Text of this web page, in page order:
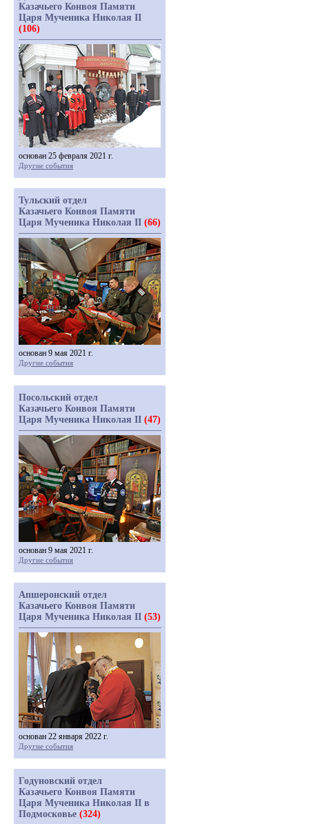
Казачьего Конвоя Памяти
Царя Мученика Николая II
(106)
основан 25 февраля 2021 г.
Другие события
Тульский отдел
Казачьего Конвоя Памяти
Царя Мученика Николая II (66)
основан 9 мая 2021 г.
Другие события
Посольский отдел
Казачьего Конвоя Памяти
Царя Мученика Николая II (47)
основан 9 мая 2021 г.
Другие события
Апшеронский отдел
Казачьего Конвоя Памяти
Царя Мученика Николая II (53)
основан 22 января 2022 г.
Другие события
Годуновский отдел
Казачьего Конвоя Памяти
Царя Мученика Николая II в
Подмосковье (324)